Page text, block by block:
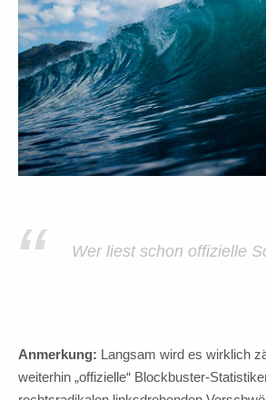
“ Wer liest schon offizielle
Anmerkung: Langsam wird es wirklich
weiterhin „offizielle“ Blockbuster-